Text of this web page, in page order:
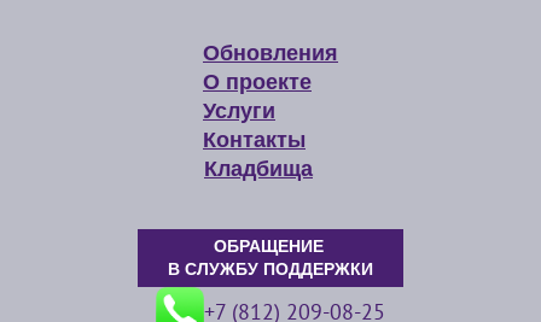
Обновления
О проекте
Услуги
Контакты
Кладбища
ОБРАЩЕНИЕ
В СЛУЖБУ ПОДДЕРЖКИ
+7 (812) 209-08-25